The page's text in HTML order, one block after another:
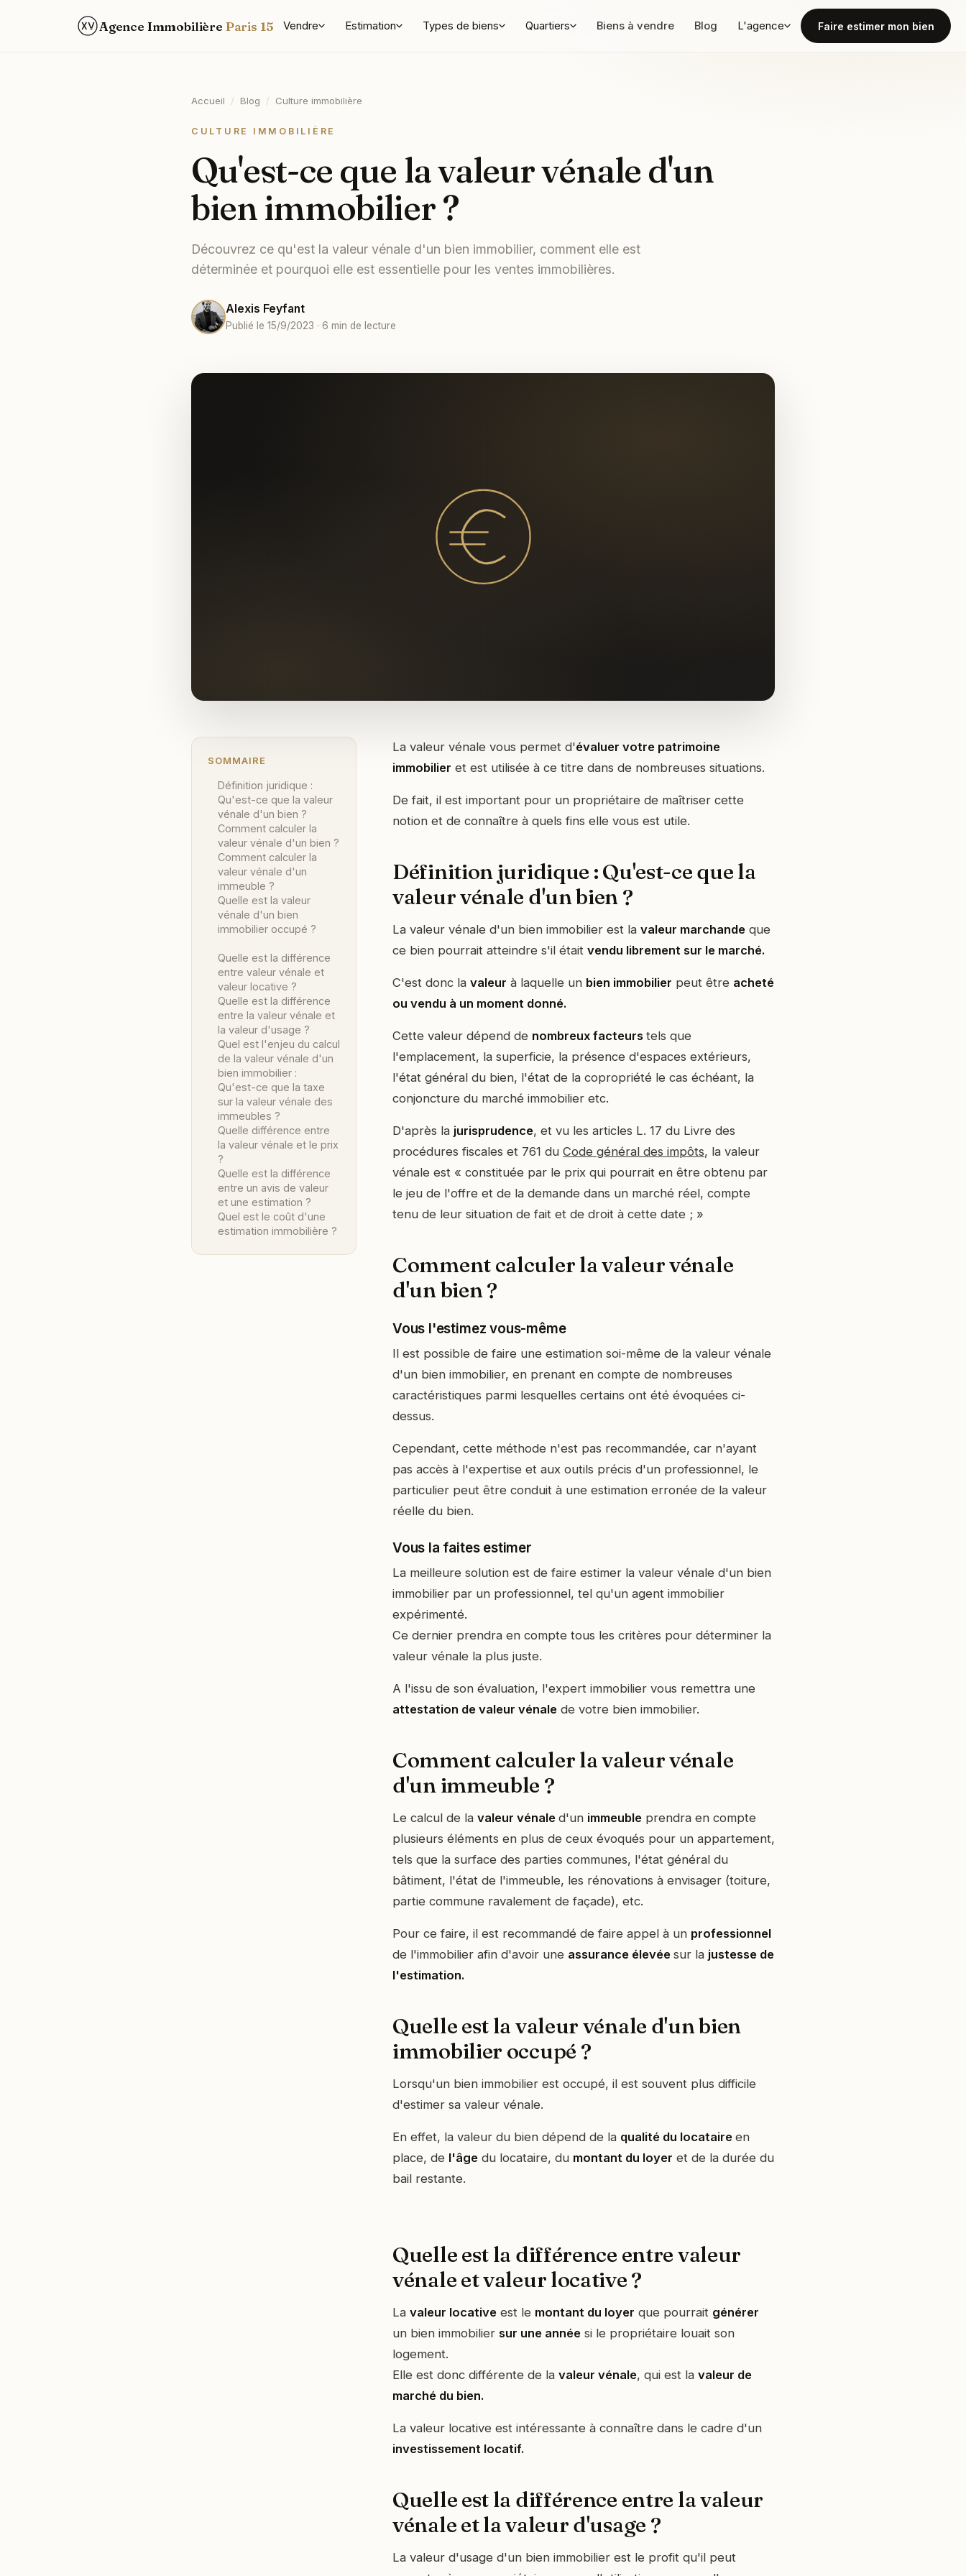
Agence Immobilière Paris 15 Vendre Estimation Types de biens Quartiers Biens à vendre Blog L'agence Faire estimer mon bien
Accueil / Blog / Culture immobilière
CULTURE IMMOBILIÈRE
Qu'est-ce que la valeur vénale d'un
bien immobilier ?
Découvrez ce qu'est la valeur vénale d'un bien immobilier, comment elle est
déterminée et pourquoi elle est essentielle pour les ventes immobilières.
Alexis Feyfant
Publié le 15/9/2023 · 6 min de lecture
SOMMAIRE
Définition juridique :
Qu'est-ce que la valeur
vénale d'un bien ?
Comment calculer la
valeur vénale d'un bien ?
Comment calculer la
valeur vénale d'un
immeuble ?
Quelle est la valeur
vénale d'un bien
immobilier occupé ?
Quelle est la différence
entre valeur vénale et
valeur locative ?
Quelle est la différence
entre la valeur vénale et
la valeur d'usage ?
Quel est l'enjeu du calcul
de la valeur vénale d'un
bien immobilier :
Qu'est-ce que la taxe
sur la valeur vénale des
immeubles ?
Quelle différence entre
la valeur vénale et le prix
?
Quelle est la différence
entre un avis de valeur
et une estimation ?
Quel est le coût d'une
estimation immobilière ?
La valeur vénale vous permet d'évaluer votre patrimoine
immobilier et est utilisée à ce titre dans de nombreuses situations.
De fait, il est important pour un propriétaire de maîtriser cette
notion et de connaître à quels fins elle vous est utile.
Définition juridique : Qu'est-ce que la
valeur vénale d'un bien ?
La valeur vénale d'un bien immobilier est la valeur marchande que
ce bien pourrait atteindre s'il était vendu librement sur le marché.
C'est donc la valeur à laquelle un bien immobilier peut être acheté
ou vendu à un moment donné.
Cette valeur dépend de nombreux facteurs tels que
l'emplacement, la superficie, la présence d'espaces extérieurs,
l'état général du bien, l'état de la copropriété le cas échéant, la
conjoncture du marché immobilier etc.
D'après la jurisprudence, et vu les articles L. 17 du Livre des
procédures fiscales et 761 du Code général des impôts, la valeur
vénale est « constituée par le prix qui pourrait en être obtenu par
le jeu de l'offre et de la demande dans un marché réel, compte
tenu de leur situation de fait et de droit à cette date ; »
Comment calculer la valeur vénale
d'un bien ?
Vous l'estimez vous-même
Il est possible de faire une estimation soi-même de la valeur vénale
d'un bien immobilier, en prenant en compte de nombreuses
caractéristiques parmi lesquelles certains ont été évoquées ci-
dessus.
Cependant, cette méthode n'est pas recommandée, car n'ayant
pas accès à l'expertise et aux outils précis d'un professionnel, le
particulier peut être conduit à une estimation erronée de la valeur
réelle du bien.
Vous la faites estimer
La meilleure solution est de faire estimer la valeur vénale d'un bien
immobilier par un professionnel, tel qu'un agent immobilier
expérimenté.
Ce dernier prendra en compte tous les critères pour déterminer la
valeur vénale la plus juste.
A l'issu de son évaluation, l'expert immobilier vous remettra une
attestation de valeur vénale de votre bien immobilier.
Comment calculer la valeur vénale
d'un immeuble ?
Le calcul de la valeur vénale d'un immeuble prendra en compte
plusieurs éléments en plus de ceux évoqués pour un appartement,
tels que la surface des parties communes, l'état général du
bâtiment, l'état de l'immeuble, les rénovations à envisager (toiture,
partie commune ravalement de façade), etc.
Pour ce faire, il est recommandé de faire appel à un professionnel
de l'immobilier afin d'avoir une assurance élevée sur la justesse de
l'estimation.
Quelle est la valeur vénale d'un bien
immobilier occupé ?
Lorsqu'un bien immobilier est occupé, il est souvent plus difficile
d'estimer sa valeur vénale.
En effet, la valeur du bien dépend de la qualité du locataire en
place, de l'âge du locataire, du montant du loyer et de la durée du
bail restante.
Quelle est la différence entre valeur
vénale et valeur locative ?
La valeur locative est le montant du loyer que pourrait générer
un bien immobilier sur une année si le propriétaire louait son
logement.
Elle est donc différente de la valeur vénale, qui est la valeur de
marché du bien.
La valeur locative est intéressante à connaître dans le cadre d'un
investissement locatif.
Quelle est la différence entre la valeur
vénale et la valeur d'usage ?
La valeur d'usage d'un bien immobilier est le profit qu'il peut